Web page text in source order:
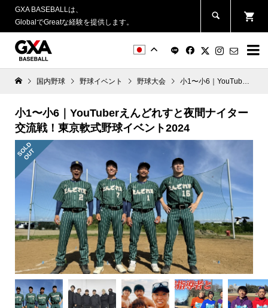
GXA BASEBALLは、
GlobalでGreatな経験を提供します。


国内野球 野球イベント 野球大会 小1〜小6｜YouTuberえんどれすと夜間ナイター交流戦！東京軟式野球イベント2024
小1〜小6｜YouTuberえんどれすと夜間ナイター
交流戦！東京軟式野球イベント2024
S
O
L
D
O
U
T